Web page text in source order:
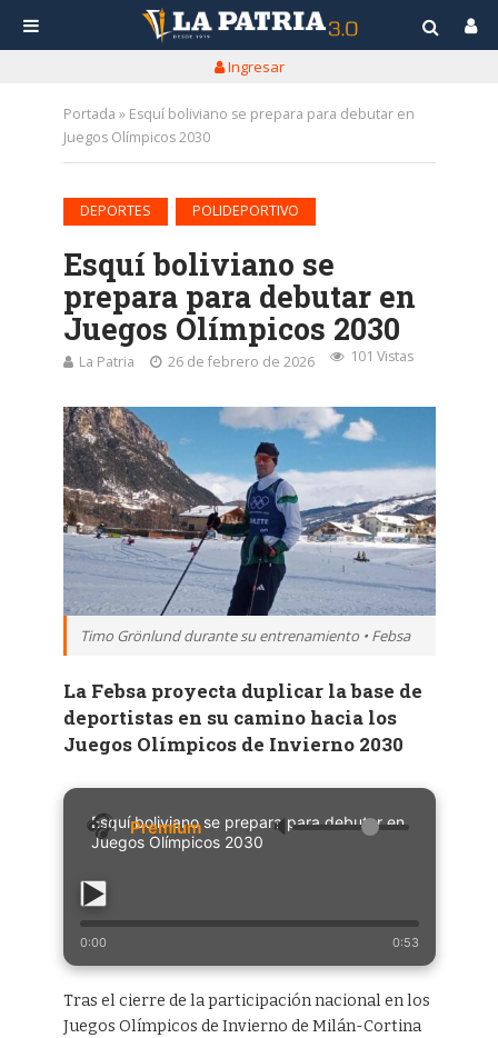
Ingresar
Portada » Esquí boliviano se prepara para debutar en
Juegos Olímpicos 2030
DEPORTES POLIDEPORTIVO
Esquí boliviano se
prepara para debutar en
Juegos Olímpicos 2030
La Patria 26 de febrero de 2026 101 Vistas
Timo Grönlund durante su entrenamiento • Febsa
La Febsa proyecta duplicar la base de
deportistas en su camino hacia los
Juegos Olímpicos de Invierno 2030
Esquí boliviano se prepara para debutar en
Juegos Olímpicos 2030
🔈
0:00 0:53
Tras el cierre de la participación nacional en los
Juegos Olímpicos de Invierno de Milán-Cortina